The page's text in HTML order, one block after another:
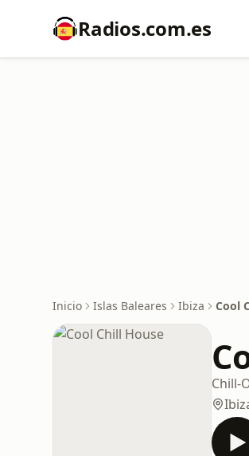
Radios.com.es
Inicio Islas Baleares Ibiza Cool
Chill-